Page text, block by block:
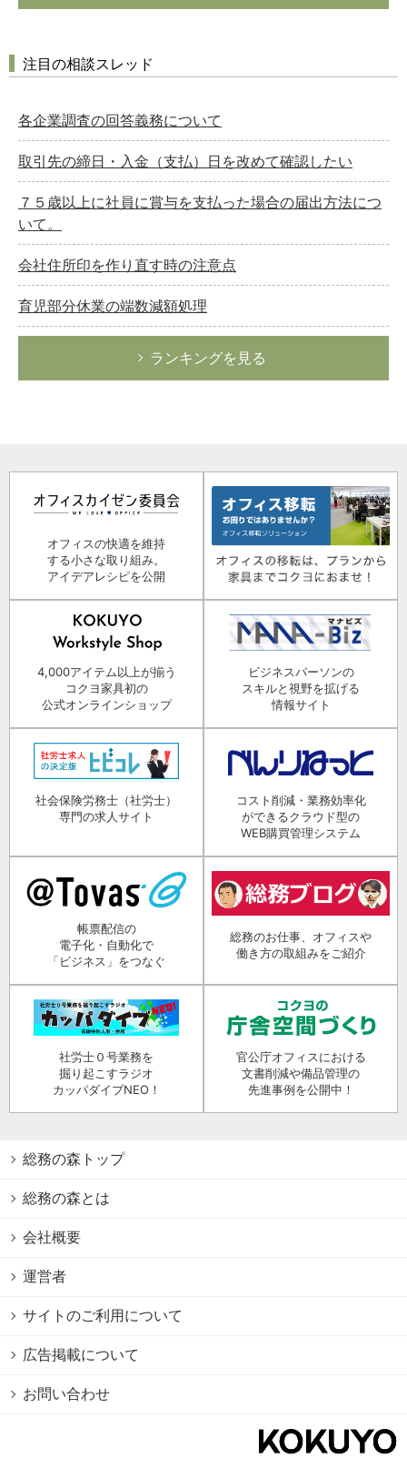
注目の相談スレッド
各企業調査の回答義務について
取引先の締日・入金（支払）日を改めて確認したい
７５歳以上に社員に賞与を支払った場合の届出方法につ
いて。
会社住所印を作り直す時の注意点
育児部分休業の端数減額処理
ランキングを見る
オフィスの快適を維持
する小さな取り組み。
アイデアレシピを公開
4,000アイテム以上が揃う
コクヨ家具初の
公式オンラインショップ
ビジネスパーソンの
スキルと視野を拡げる
情報サイト
社会保険労務士（社労士）
専門の求人サイト
コスト削減・業務効率化
ができるクラウド型の
WEB購買管理システム
帳票配信の
電子化・自動化で
「ビジネス」をつなぐ
総務のお仕事、オフィスや
働き方の取組みをご紹介
社労士０号業務を
掘り起こすラジオ
カッパダイブNEO！
官公庁オフィスにおける
文書削減や備品管理の
先進事例を公開中！
総務の森トップ
総務の森とは
会社概要
運営者
サイトのご利用について
広告掲載について
お問い合わせ